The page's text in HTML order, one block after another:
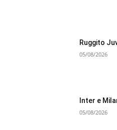
Ruggito
05/08/2026
Inter e
05/08/2026